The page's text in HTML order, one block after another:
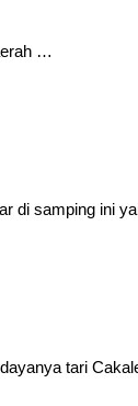
…
di samping ini
tari